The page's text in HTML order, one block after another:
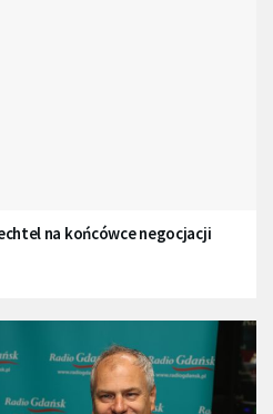
na końcówce negocjacji